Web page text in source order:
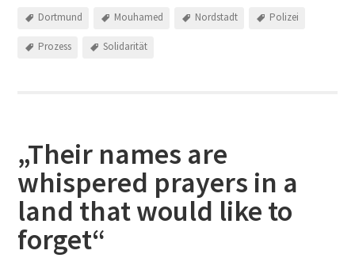
Dortmund Mouhamed Nordstadt Polizei
Prozess Solidarität
„Their names are
whispered prayers in a
land that would like to
forget“